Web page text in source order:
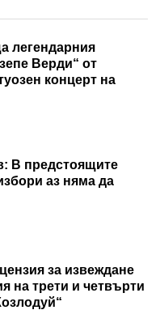
легендарния
Верди“ от
концерт на
В предстоящите
аз няма да
за извеждане
на трети и четвърти